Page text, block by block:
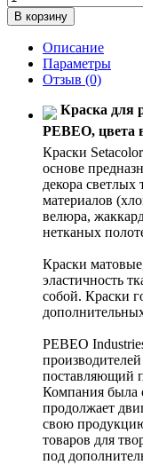
Описание
Параметры
Отзыв (0)
Краска для
PEBEO, цвета
Краски
основе
декора светлых
материалов
велюра,
нетканых
Краски
эластичность
собой. Краски
PEBEO
поставляющий
Компания была
продолжает
свою
товаров для
под